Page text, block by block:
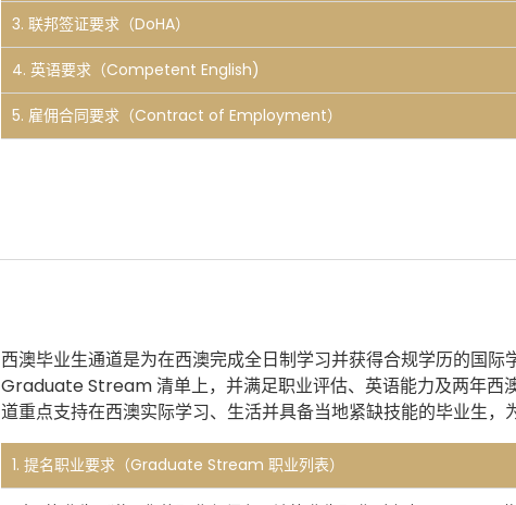
3. 联邦签证要求（DoHA）
4. 英语要求（Competent English)
5. 雇佣合同要求（Contract of Employment）
西澳毕业生通道是为在西澳完成全日制学习并获得合规学历的国
Graduate Stream 清单上，并满足职业评估、英语能力及两年西
道重点支持在西澳实际学习、生活并具备当地紧缺技能的毕业生，
1. 提名职业要求（Graduate Stream 职业列表）